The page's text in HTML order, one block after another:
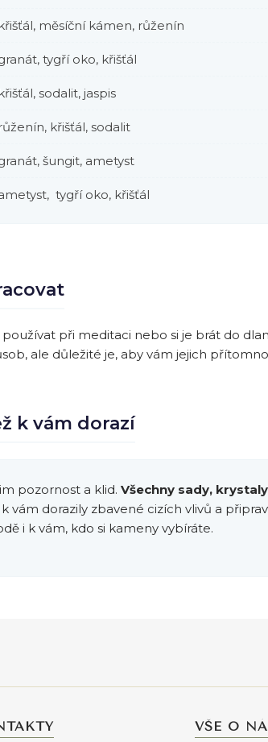
měsíční kámen, růženín
tygří oko, křišťál
sodalit, jaspis
křišťál, sodalit
šungit, ametyst
tygří oko, křišťál
při meditaci nebo si je brát do
ale důležité je, aby vám jejich
k vám dorazí
pozornost a klid. Všechny sady,
k vám dorazily zbavené cizích vlivů a
i k vám, kdo si kameny vybíráte.
VŠE O